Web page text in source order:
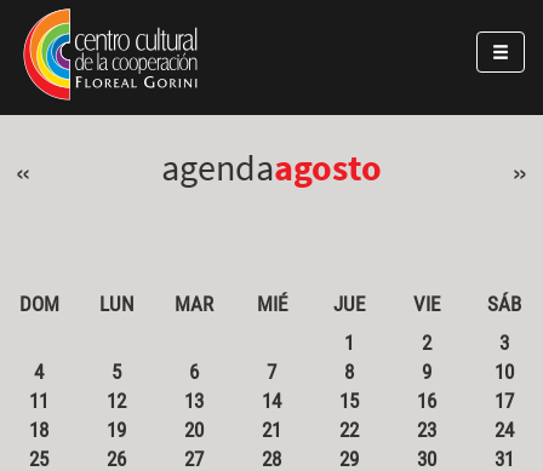
Pasar al contenido principal
Jump to main content
« agendaagosto »
DOM LUN MAR MIÉ JUE VIE
SÁB
1
2
3
4
5 6 7 8 9
10
11
12 13 14 15 16
17
18
19 20 21 22 23
24
25
26 27 28 29 30 31